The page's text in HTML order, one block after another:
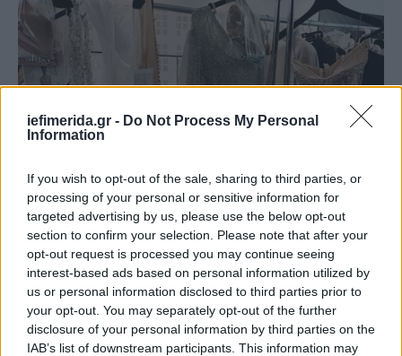
iefimerida.gr - Do Not Process My Personal
Information
If you wish to opt-out of the sale, sharing to third parties, or
processing of your personal or sensitive information for
targeted advertising by us, please use the below opt-out
section to confirm your selection. Please note that after your
opt-out request is processed you may continue seeing
interest-based ads based on personal information utilized by
us or personal information disclosed to third parties prior to
your opt-out. You may separately opt-out of the further
disclosure of your personal information by third parties on the
IAB’s list of downstream participants. This information may